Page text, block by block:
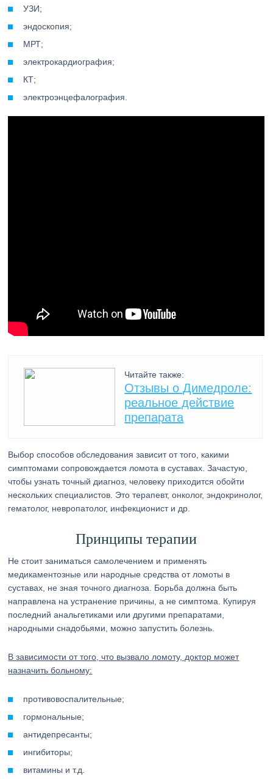
УЗИ;
эндоскопия;
МРТ;
электрокардиография;
КТ;
электроэнцефалография.
Читайте также:
Отзывы о Димедроле:
реальное действие
препарата
Выбор способов обследования зависит от того, какими
симптомами сопровождается ломота в суставах. Зачастую,
чтобы узнать точный диагноз, человеку приходится обойти
нескольких специалистов. Это терапевт, онколог, эндокринолог,
гематолог, невропатолог, инфекционист и др.
Принципы терапии
Не стоит заниматься самолечением и применять
медикаментозные или народные средства от ломоты в
суставах, не зная точного диагноза. Борьба должна быть
направлена на устранение причины, а не симптома. Купируя
последний анальгетиками или другими препаратами,
народными снадобьями, можно запустить болезнь.
В зависимости от того, что вызвало ломоту, доктор может
назначить больному:
противовоспалительные;
гормональные;
антидепресанты;
ингибиторы;
витамины и т.д.